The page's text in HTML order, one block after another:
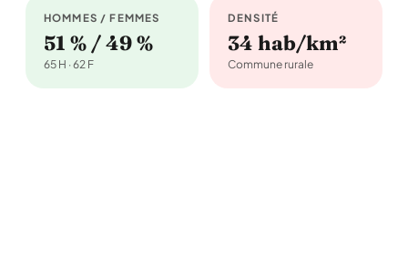
HOMMES / FEMMES
51 % / 49 %
65 H · 62 F
DENSITÉ
34 hab/km²
Commune rurale